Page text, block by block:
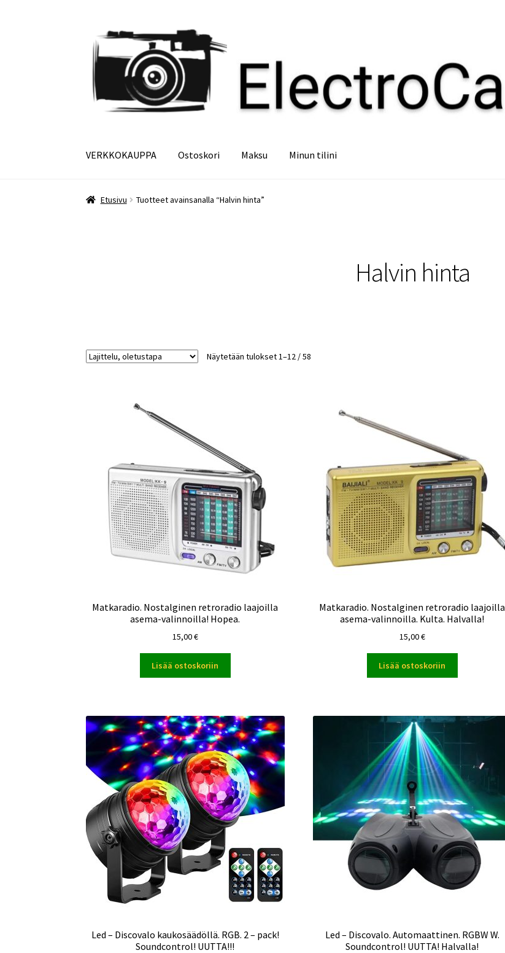
Siirry
navigointiin
Siirry
sisältöön
VERKKOKAUPPA Ostoskori Maksu Minun tilini
Etusivu Maksu Minun tilini Ostoskori
Etusivu Tuotteet avainsanalla “Halvin hinta”
Halvin hinta
Näytetään tulokset 1–12 / 58
Matkaradio. Nostalginen retroradio laajoilla
asema-valinnoilla! Hopea.
15,00€
Lisää ostoskoriin
Matkaradio. Nostalginen retroradio laajoilla
asema-valinnoilla. Kulta. Halvalla!
15,00€
Lisää ostoskoriin
Led – Discovalo kaukosäädöllä. RGB. 2 – pack!
Soundcontrol! UUTTA!!!
Led – Discovalo. Automaattinen. RGBW W.
Soundcontrol! UUTTA! Halvalla!